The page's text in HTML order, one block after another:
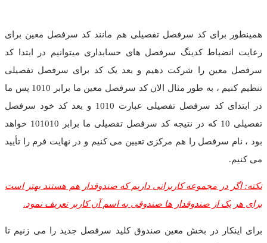
همینطور برای کد سرفصل تفصیلی هم مانند کد سرفصل معین برای
رعایت انضباط کدینگ سرفصل های حسابداری میتوانیم در ابتدا کد
سرفصل معین را شرکت دهیم و بعد یک کد برای سرفصل تفصیلی
تنظیم کنیم ، به طور مثال الان کد سرفصل معین ما برابر 1010 پس ما
در ابتدای کد سرفصل تفصیلی عبارت 1010 و بعد کد خود سرفصل
تفصیلی 10 که در نتیجه کد سرفصل تفصیلی ما برابر 101010 خواهد
بود ، نام سرفصل را هم مرکزی تعیین می کنیم و در نهایت فرم را تأیید
می کنیم.
نکته: اگر در مجموعه کاربرانی داریم که صندوقدار هم هستند بهتر است
برای هر یک از صندوقدار ها صندوقی به اسم آن کاربر تعریف نمود.
برای اینکار در بخش معین صندوق کلید سرفصل جدید را می زنیم تا